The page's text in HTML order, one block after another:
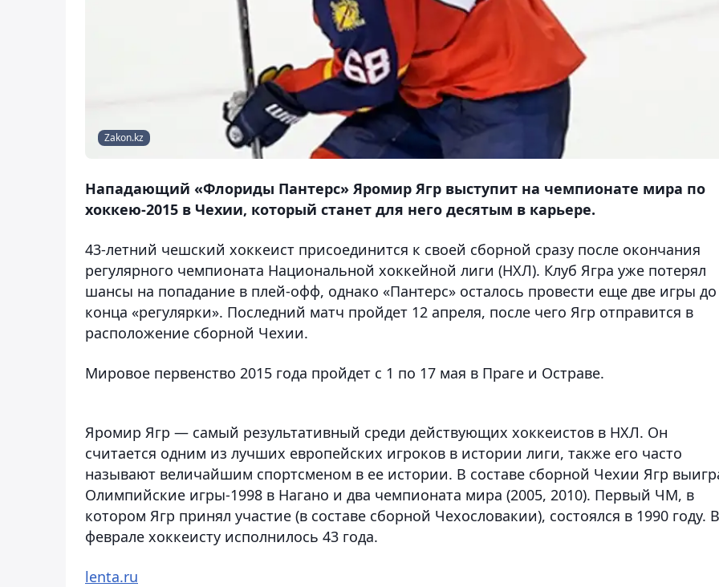
Zakon.kz
Нападающий «Флориды Пантерс» Яромир Ягр выступит на чемпионате мира по
хоккею-2015 в Чехии, который станет для него десятым в карьере.
43-летний чешский хоккеист присоединится к своей сборной сразу после окончания
регулярного чемпионата Национальной хоккейной лиги (НХЛ). Клуб Ягра уже потерял
шансы на попадание в плей-офф, однако «Пантерс» осталось провести еще две игры до
конца «регулярки». Последний матч пройдет 12 апреля, после чего Ягр отправится в
расположение сборной Чехии.
Мировое первенство 2015 года пройдет с 1 по 17 мая в Праге и Остраве.
Яромир Ягр — самый результативный среди действующих хоккеистов в НХЛ. Он
считается одним из лучших европейских игроков в истории лиги, также его часто
называют величайшим спортсменом в ее истории. В составе сборной Чехии Ягр
Олимпийские игры-1998 в Нагано и два чемпионата мира (2005, 2010). Первый ЧМ, в
котором Ягр принял участие (в составе сборной Чехословакии), состоялся в 1990 году. В
феврале хоккеисту исполнилось 43 года.
lenta.ru